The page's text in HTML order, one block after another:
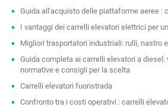
Guida all'acquisto delle piattaforme aeree :
I vantaggi dei carrelli elevatori elettrici per
Migliori trasportatori industriali: rulli, nastro
Guida completa ai carrelli elevatori a diesel:
normative e consigli per la scelta
Carrelli elevatori fuoristrada
Confronto tra i costi operativi : carrelli